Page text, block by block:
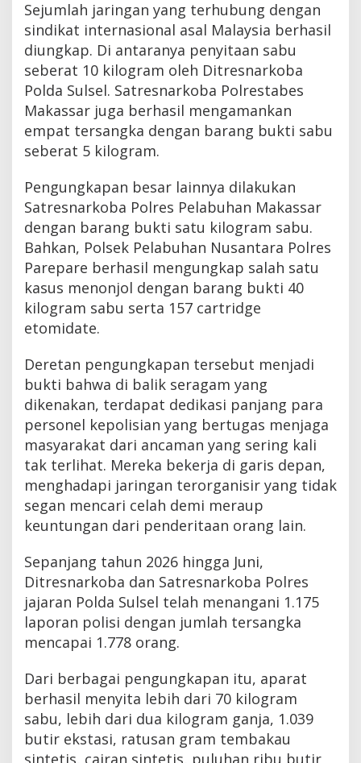
Sejumlah jaringan yang terhubung dengan
sindikat internasional asal Malaysia berhasil
diungkap. Di antaranya penyitaan sabu
seberat 10 kilogram oleh Ditresnarkoba
Polda Sulsel. Satresnarkoba Polrestabes
Makassar juga berhasil mengamankan
empat tersangka dengan barang bukti sabu
seberat 5 kilogram.
Pengungkapan besar lainnya dilakukan
Satresnarkoba Polres Pelabuhan Makassar
dengan barang bukti satu kilogram sabu.
Bahkan, Polsek Pelabuhan Nusantara Polres
Parepare berhasil mengungkap salah satu
kasus menonjol dengan barang bukti 40
kilogram sabu serta 157 cartridge
etomidate.
Deretan pengungkapan tersebut menjadi
bukti bahwa di balik seragam yang
dikenakan, terdapat dedikasi panjang para
personel kepolisian yang bertugas menjaga
masyarakat dari ancaman yang sering kali
tak terlihat. Mereka bekerja di garis depan,
menghadapi jaringan terorganisir yang tidak
segan mencari celah demi meraup
keuntungan dari penderitaan orang lain.
Sepanjang tahun 2026 hingga Juni,
Ditresnarkoba dan Satresnarkoba Polres
jajaran Polda Sulsel telah menangani 1.175
laporan polisi dengan jumlah tersangka
mencapai 1.778 orang.
Dari berbagai pengungkapan itu, aparat
berhasil menyita lebih dari 70 kilogram
sabu, lebih dari dua kilogram ganja, 1.039
butir ekstasi, ratusan gram tembakau